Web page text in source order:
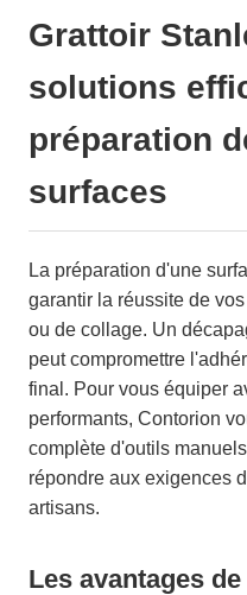
Grattoir
solutions
préparation
surfaces
La préparation d'une
garantir la réussite de
ou de collage. Un
peut compromettre
final. Pour vous équiper
performants, Contorion
complète d'outils
répondre aux exigences
artisans.
Les avantages